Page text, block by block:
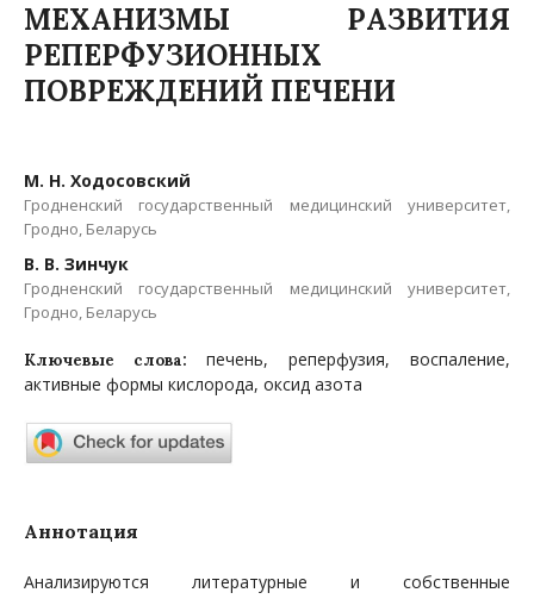
МЕХАНИЗМЫ РАЗВИТИЯ
РЕПЕРФУЗИОННЫХ
ПОВРЕЖДЕНИЙ ПЕЧЕНИ
М. Н. Ходосовский
Гродненский государственный медицинский университет,
Гродно, Беларусь
В. В. Зинчук
Гродненский государственный медицинский университет,
Гродно, Беларусь
Ключевые слова: печень, реперфузия, воспаление,
активные формы кислорода, оксид азота
Аннотация
Анализируются литературные и собственные